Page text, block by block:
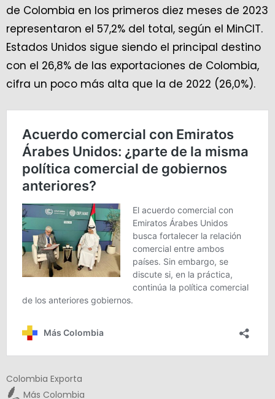
de Colombia en los primeros diez meses de 2023
representaron el 57,2% del total, según el MinCIT.
Estados Unidos sigue siendo el principal destino
con el 26,8% de las exportaciones de Colombia,
cifra un poco más alta que la de 2022 (26,0%).
Colombia Exporta
Más Colombia